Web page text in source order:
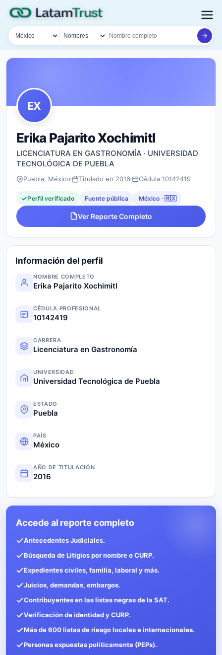
País
Tipo de búsqueda
Nombre o documento
EX
Erika Pajarito Xochimitl
LICENCIATURA EN GASTRONOMÍA · UNIVERSIDAD
TECNOLÓGICA DE PUEBLA
Puebla, México Titulado en 2016 Cédula 10142419
Perfil verificado Fuente pública México · 🇲🇽
Ver Reporte Completo
Información del perfil
NOMBRE COMPLETO
Erika Pajarito Xochimitl
CÉDULA PROFESIONAL
10142419
CARRERA
Licenciatura en Gastronomía
UNIVERSIDAD
Universidad Tecnológica de Puebla
ESTADO
Puebla
PAÍS
México
AÑO DE TITULACIÓN
2016
Accede al reporte completo
Antecedentes Judiciales.
Búsqueda de Litigios por nombre o CURP.
Expedientes civiles, familia, laboral y más.
Juicios, demandas, embargos.
Contribuyentes en las listas negras de la SAT.
Verificación de identidad y CURP.
Más de 600 listas de riesgo locales e internacionales.
Personas expuestas políticamente (PEPs).